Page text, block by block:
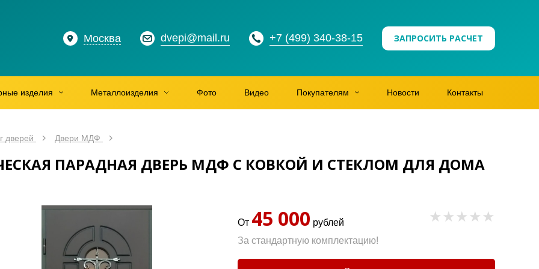
Москва dvepi@mail.ru +7 (499) 340-38-15 ЗАПРОСИТЬ РАСЧЕТ
изделия Металлоизделия Фото Видео Покупателям Новости Контакты
дверей Двери МДФ
ПАРАДНАЯ ДВЕРЬ МДФ С КОВКОЙ И СТЕКЛОМ ДЛЯ ДОМА
От 45 000 рублей
За стандартную комплектацию!